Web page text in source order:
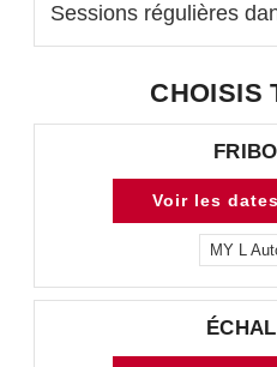
Sessions régulières
CHOISIS
Voir les
MY L